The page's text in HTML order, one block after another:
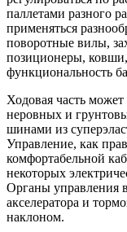
паллетами разного
применяться
поворотные вилы,
позиционеры, ковши,
функциональность
Ходовая часть
неровных и
шинами из
Управление, как
комфортабельной
некоторых
Органы управления
акселератора и
наклоном.